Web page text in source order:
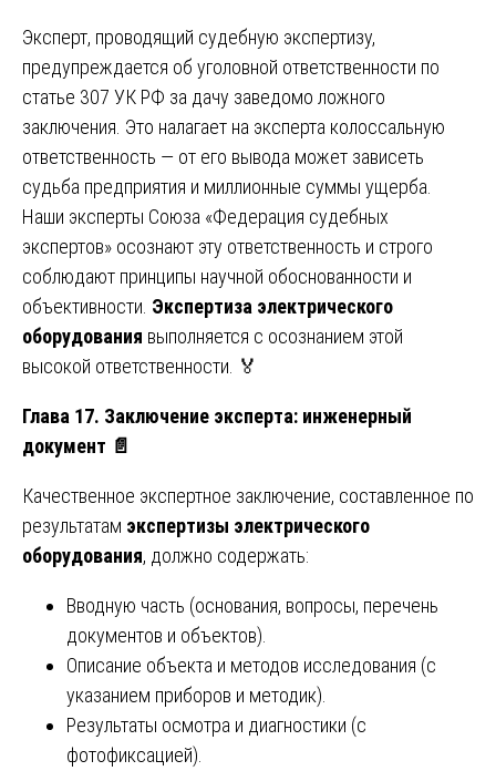
Эксперт, проводящий судебную экспертизу,
предупреждается об уголовной ответственности по
статье 307 УК РФ за дачу заведомо ложного
заключения. Это налагает на эксперта колоссальную
ответственность — от его вывода может зависеть
судьба предприятия и миллионные суммы ущерба.
Наши эксперты Союза «Федерация судебных
экспертов» осознают эту ответственность и строго
соблюдают принципы научной обоснованности и
объективности. Экспертиза электрического
оборудования выполняется с осознанием этой
высокой ответственности. 🏅
Глава 17. Заключение эксперта: инженерный
документ 📄
Качественное экспертное заключение, составленное по
результатам экспертизы электрического
оборудования, должно содержать:
Вводную часть (основания, вопросы, перечень
документов и объектов).
Описание объекта и методов исследования (с
указанием приборов и методик).
Результаты осмотра и диагностики (с
фотофиксацией).